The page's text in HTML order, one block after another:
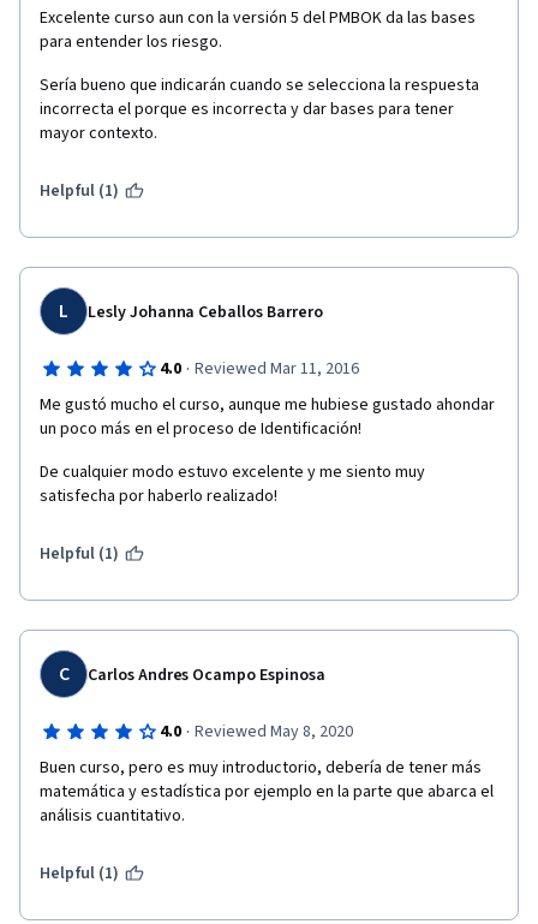
Excelente curso aun con la versión 5 del PMBOK da las bases
para entender los riesgo.
Sería bueno que indicarán cuando se selecciona la respuesta
incorrecta el porque es incorrecta y dar bases para tener
mayor contexto.
Helpful (1)
L Lesly Johanna Ceballos Barrero
4.0 · Reviewed Mar 11, 2016
Me gustó mucho el curso, aunque me hubiese gustado ahondar
un poco más en el proceso de Identificación!
De cualquier modo estuvo excelente y me siento muy
satisfecha por haberlo realizado!
Helpful (1)
C Carlos Andres Ocampo Espinosa
4.0 · Reviewed May 8, 2020
Buen curso, pero es muy introductorio, debería de tener más
matemática y estadística por ejemplo en la parte que abarca el
análisis cuantitativo.
Helpful (1)